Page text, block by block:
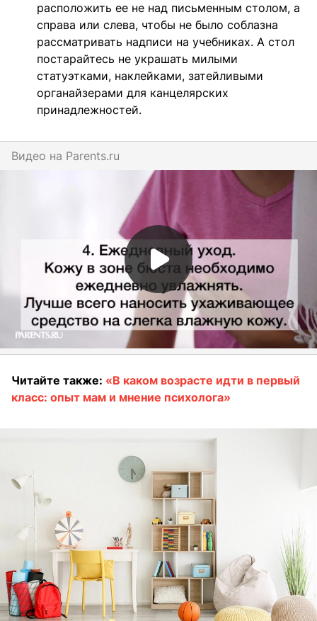
расположить ее не над письменным столом, а
справа или слева, чтобы не было соблазна
рассматривать надписи на учебниках. А стол
постарайтесь не украшать милыми
статуэтками, наклейками, затейливыми
органайзерами для канцелярских
принадлежностей.
Видео на parents.ru
Читайте также: «В каком возрасте идти в первый
класс: опыт мам и мнение психолога»